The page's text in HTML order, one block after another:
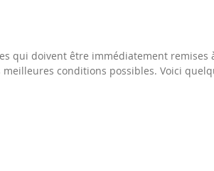
qui doivent être immédiatement remises à
conditions possibles. Voici